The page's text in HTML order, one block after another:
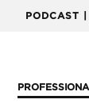
PODCAST